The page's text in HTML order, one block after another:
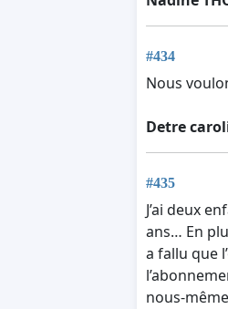
#434
Nous
Detre
#435
J’ai deux
ans… En
a fallu que
nous-